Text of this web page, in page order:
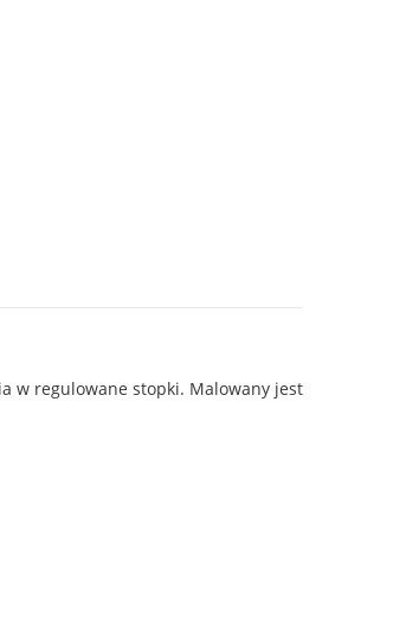
w regulowane stopki. Malowany jest